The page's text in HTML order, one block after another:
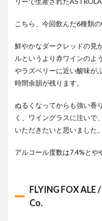
こちら、今回飲んだ6種類
鮮やかなダークレッドの見
ルというより赤ワインのよ
やラズベリーに近い酸味が
時間余韻が残ります。
ぬるくなってからも強い香
く、ワイングラスに注いで
いただきたいと思いました。
アルコール度数は7.4%とや
FLYING FOX ALE
Co.